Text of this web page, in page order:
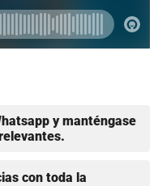
y manténgase
con toda la